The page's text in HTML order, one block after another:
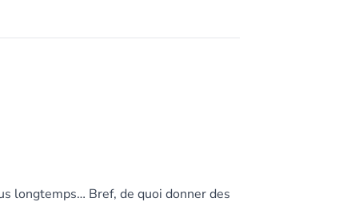
longtemps… Bref, de quoi donner des